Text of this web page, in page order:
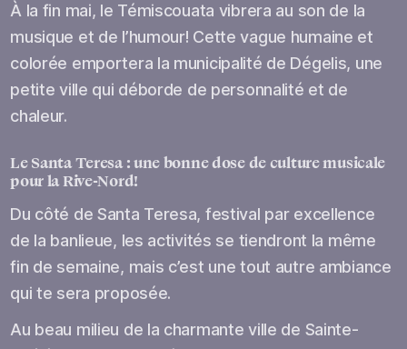
À la fin mai, le Témiscouata vibrera au son de la
musique et de l’humour! Cette vague humaine et
colorée emportera la municipalité de Dégelis, une
petite ville qui déborde de personnalité et de
chaleur.
Le Santa Teresa : une bonne dose de culture musicale
pour la Rive-Nord!
Du côté de Santa Teresa, festival par excellence
de la banlieue, les activités se tiendront la même
fin de semaine, mais c’est une tout autre ambiance
qui te sera proposée.
Au beau milieu de la charmante ville de Sainte-